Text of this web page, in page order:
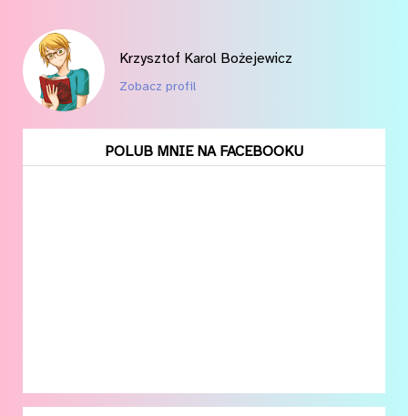
Krzysztof Karol Bożejewicz
Zobacz profil
POLUB MNIE NA FACEBOOKU